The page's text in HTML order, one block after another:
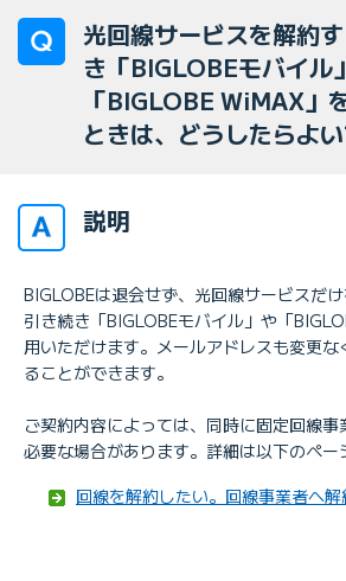
光回線サービスを解約
き「BIGLOBEモバイル
「BIGLOBE WiMAX」
ときは、どうしたらよ
説明
BIGLOBEは退会せず、光回線サービスだけ
引き続き「BIGLOBEモバイル」や「
用いただけます。メールアドレスも変更
ることができます。
ご契約内容によっては、同時に固定回線
必要な場合があります。詳細は以下のペー
回線を解約したい。回線事業者へ